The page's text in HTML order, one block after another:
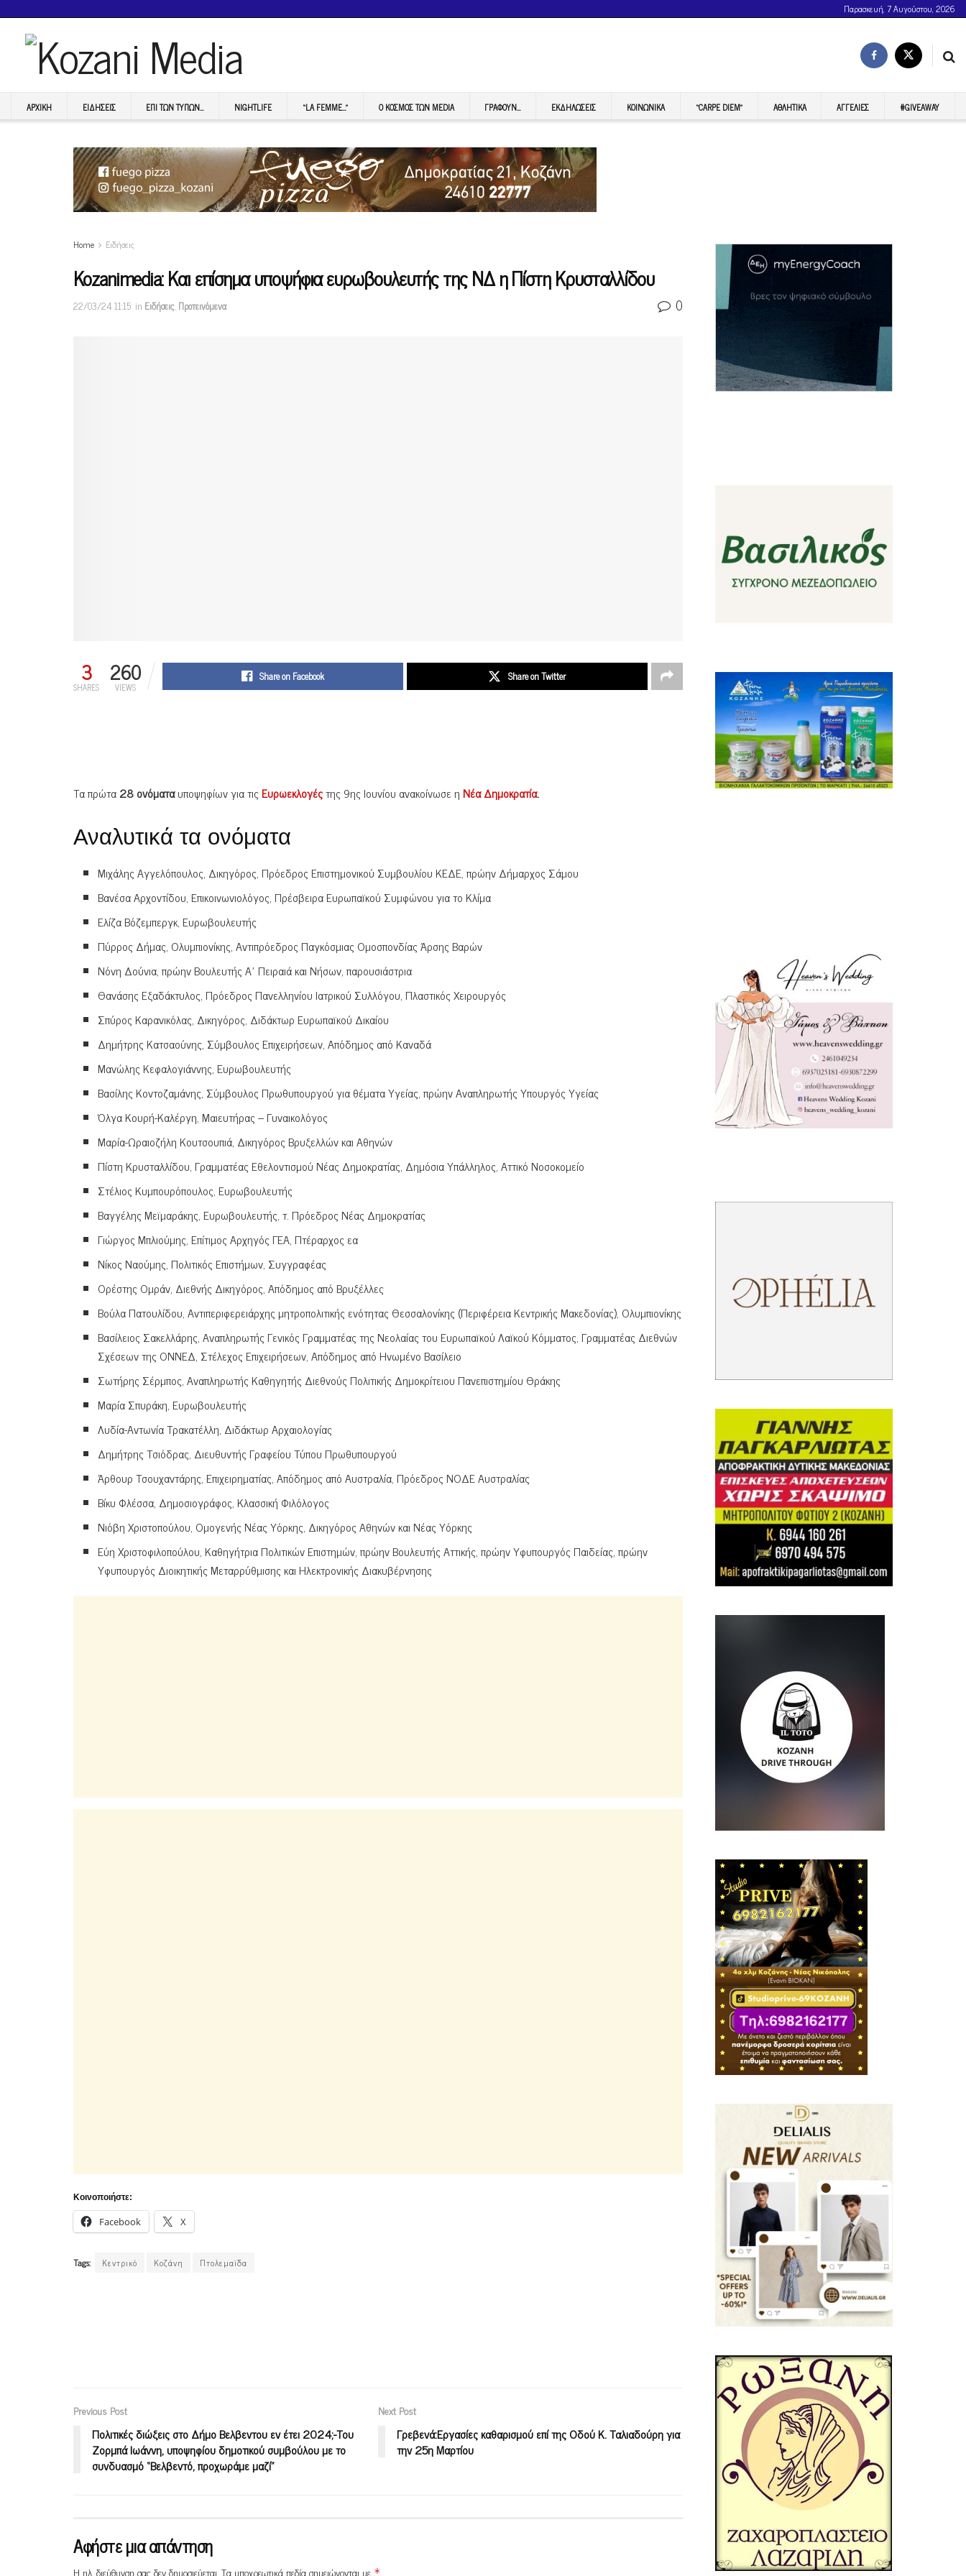
Παρασκευή, 7 Αυγούστου, 2026
ΑΡΧΙΚΉ ΕΙΔΉΣΕΙΣ ΕΠI ΤΩΝ ΤΥΠΩΝ… NIGHTLIFE “LA FEMME…” Ο ΚΟΣΜΟΣ ΤΩΝ MEDIA ΓΡΆΦΟΥΝ… ΕΚΔΗΛΏΣΕΙΣ ΚΟΙΝΩΝΙΚΆ “CARPE DIEM” ΑΘΛΗΤΙΚΆ ΑΓΓΕΛΊΕΣ #GIVEAWAY
Home Ειδήσεις
Kozanimedia: Και επίσημα υποψήφια ευρωβουλευτής της ΝΔ η Πίστη Κρυσταλλίδου
22/03/24 11:15 in Ειδήσεις,Προτεινόμενα 0
3
SHARES 260
VIEWS
Share on Facebook Share on Twitter
Τα πρώτα28 ονόματαυποψηφίων για τιςΕυρωεκλογέςτης 9ης Ιουνίου ανακοίνωσε ηΝέα Δημοκρατία.
Αναλυτικά τα ονόματα
Μιχάλης Αγγελόπουλος, Δικηγόρος, Πρόεδρος Επιστημονικού Συμβουλίου ΚΕΔΕ, πρώην Δήμαρχος Σάμου
Βανέσα Αρχοντίδου, Επικοινωνιολόγος, Πρέσβειρα Ευρωπαϊκού Συμφώνου για το Κλίμα
Ελίζα Βόζεμπεργκ, Ευρωβουλευτής
Πύρρος Δήμας, Ολυμπιονίκης, Αντιπρόεδρος Παγκόσμιας Ομοσπονδίας Άρσης Βαρών
Νόνη Δούνια, πρώην Βουλευτής Α΄ Πειραιά και Νήσων, παρουσιάστρια
Θανάσης Εξαδάκτυλος, Πρόεδρος Πανελληνίου Ιατρικού Συλλόγου, Πλαστικός Χειρουργός
Σπύρος Καρανικόλας, Δικηγόρος, Διδάκτωρ Ευρωπαϊκού Δικαίου
Δημήτρης Κατσαούνης, Σύμβουλος Επιχειρήσεων, Απόδημος από Καναδά
Μανώλης Κεφαλογιάννης, Ευρωβουλευτής
Βασίλης Κοντοζαμάνης, Σύμβουλος Πρωθυπουργού για θέματα Υγείας, πρώην Αναπληρωτής Υπουργός Υγείας
Όλγα Κουρή-Καλέργη, Μαιευτήρας – Γυναικολόγος
Μαρία-Ωραιοζήλη Κουτσουπιά, Δικηγόρος Βρυξελλών και Αθηνών
Πίστη Κρυσταλλίδου, Γραμματέας Εθελοντισμού Νέας Δημοκρατίας, Δημόσια Υπάλληλος, Αττικό Νοσοκομείο
Στέλιος Κυμπουρόπουλος, Ευρωβουλευτής
Βαγγέλης Μεϊμαράκης, Ευρωβουλευτής, τ. Πρόεδρος Νέας Δημοκρατίας
Γιώργος Μπλιούμης, Επίτιμος Αρχηγός ΓΕΑ, Πτέραρχος εα
Νίκος Ναούμης, Πολιτικός Επιστήμων, Συγγραφέας
Ορέστης Ομράν, Διεθνής Δικηγόρος, Απόδημος από Βρυξέλλες
Βούλα Πατουλίδου, Αντιπεριφερειάρχης μητροπολιτικής ενότητας Θεσσαλονίκης (Περιφέρεια Κεντρικής Μακεδονίας), Ολυμπιονίκης
Βασίλειος Σακελλάρης, Αναπληρωτής Γενικός Γραμματέας της Νεολαίας του Ευρωπαϊκού Λαϊκού Κόμματος, Γραμματέας Διεθνών
Σχέσεων της ΟΝΝΕΔ, Στέλεχος Επιχειρήσεων, Απόδημος από Ηνωμένο Βασίλειο
Σωτήρης Σέρμπος, Αναπληρωτής Καθηγητής Διεθνούς Πολιτικής Δημοκρίτειου Πανεπιστημίου Θράκης
Μαρία Σπυράκη, Ευρωβουλευτής
Λυδία-Αντωνία Τρακατέλλη, Διδάκτωρ Αρχαιολογίας
Δημήτρης Τσιόδρας, Διευθυντής Γραφείου Τύπου Πρωθυπουργού
Άρθουρ Τσουχαντάρης, Επιχειρηματίας, Απόδημος από Αυστραλία, Πρόεδρος ΝΟΔΕ Αυστραλίας
Βίκυ Φλέσσα, Δημοσιογράφος, Κλασσική Φιλόλογος
Νιόβη Χριστοπούλου, Ομογενής Νέας Υόρκης, Δικηγόρος Αθηνών και Νέας Υόρκης
Εύη Χριστοφιλοπούλου, Καθηγήτρια Πολιτικών Επιστημών, πρώην Βουλευτής Αττικής, πρώην Υφυπουργός Παιδείας, πρώην
Υφυπουργός Διοικητικής Μεταρρύθμισης και Ηλεκτρονικής Διακυβέρνησης
Κοινοποιήστε:
Facebook X
Tags: Κεντρικό Κοζάνη Πτολεμαϊδα
Previous Post
Πολιτικές διώξεις στο Δήμο Βελβεντου εν έτει 2024;-Του
Ζορμπά Ιωάννη, υποψηφίου δημοτικού συμβούλου με το
συνδυασμό “Βελβεντό, προχωράμε μαζί”
Next Post
Γρεβενά:Εργασίες καθαρισμού επί της Οδού Κ. Ταλιαδούρη για
την 25η Μαρτίου
Αφήστε μια απάντηση
Η ηλ. διεύθυνση σας δεν δημοσιεύεται. Τα υποχρεωτικά πεδία σημειώνονται με *